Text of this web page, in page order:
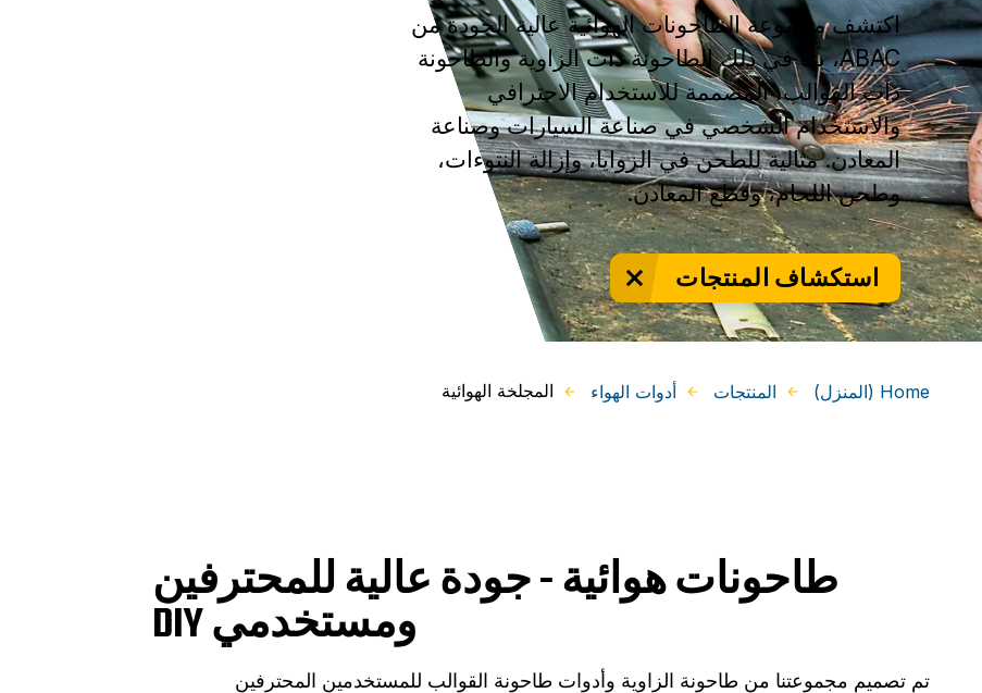
اكتشف مجموعة الطاحونات الهوائية عالية الجودة من
ABAC، بما في ذلك الطاحونة ذات الزاوية والطاحونة
ذات القوالب، المصممة للاستخدام الاحترافي
والاستخدام الشخصي في صناعة السيارات وصناعة
المعادن. مثالية للطحن في الزوايا، وإزالة النتوءات،
وطحن اللحام، وقطع المعادن.
استكشاف المنتجات
Home (المنزل) المنتجات أدوات الهواء المجلخة الهوائية
طاحونات هوائية - جودة عالية للمحترفين
ومستخدمي DIY
تم تصميم مجموعتنا من طاحونة الزاوية وأدوات طاحونة القوالب للمستخدمين المحترفين